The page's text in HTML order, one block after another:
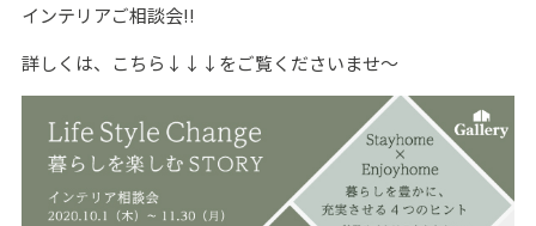
インテリアご相談会‼
詳しくは、こちら↓↓↓をご覧くださいませ～